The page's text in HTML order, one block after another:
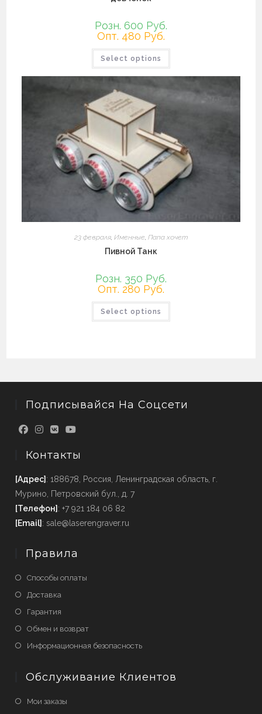
Розн. 600 Руб.
Опт. 480 Руб.
Select options
имеет
несколько
Опции
можно
товара.
23 февраля, Именные, Папа хочет
Пивной Танк
Розн. 350 Руб.
Опт. 280 Руб.
Select options
имеет
Подписывайся На Соцсети
Контакты
[Адрес] : 188678, Россия, Ленинградская область, г.
Мурино, Петровский бул., д. 7
[Телефон] : +7 921 184 06 82
[Email] : sale@laserengraver.ru
Правила
Способы оплаты
Доставка
Гарантия
Обмен и возврат
Информационная безопасность
Обслуживание Клиентов
Мои заказы